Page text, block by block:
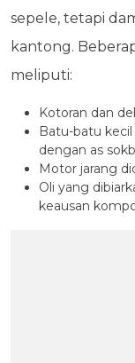
sepele, tetapi
kantong.
meliputi:
Kotoran dan
Batu-batu
dengan as
Motor jarang
Oli yang
keausan